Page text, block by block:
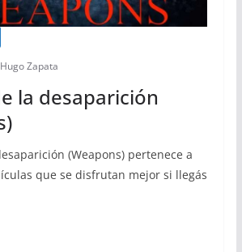
Hugo Zapata
la desaparición
(Weapons) pertenece a
que se disfrutan mejor si llegás